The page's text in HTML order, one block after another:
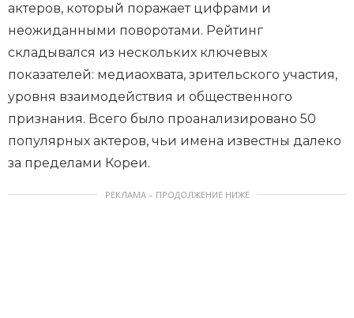
актеров, который поражает цифрами и
неожиданными поворотами. Рейтинг
складывался из нескольких ключевых
показателей: медиаохвата, зрительского участия,
уровня взаимодействия и общественного
признания. Всего было проанализировано 50
популярных актеров, чьи имена известны далеко
за пределами Кореи.
РЕКЛАМА – ПРОДОЛЖЕНИЕ НИЖЕ